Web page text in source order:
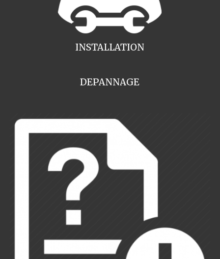
INSTALLATION
DEPANNAGE